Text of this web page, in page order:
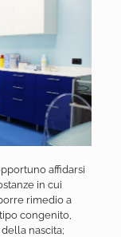
affidarsi
in cui
rimedio a
congenito,
nascita;